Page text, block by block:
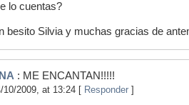
lo cuentas?
besito Silvia y muchas gracias de
: ME ENCANTAN!!!!!
10/2009, at 13:24 [ Responder ]